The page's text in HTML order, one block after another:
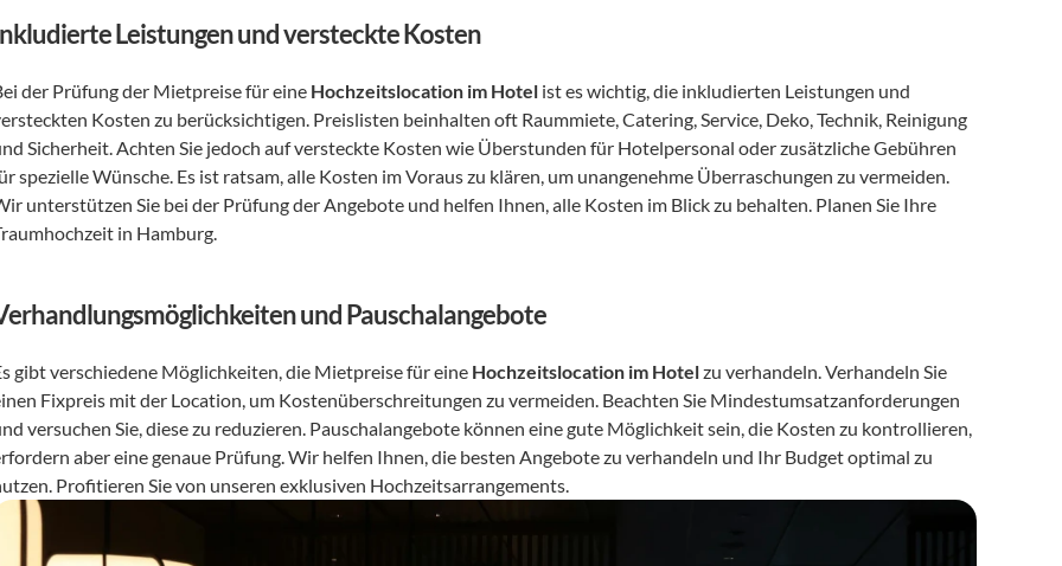
Leistungen und versteckte Kosten
der Prüfung der Mietpreise für eine Hochzeitslocation im Hotel ist es wichtig, die inkludierten Leistungen und
Kosten zu berücksichtigen. Preislisten beinhalten oft Raummiete, Catering, Service, Deko, Technik, Reinigung
Sicherheit. Achten Sie jedoch auf versteckte Kosten wie Überstunden für Hotelpersonal oder zusätzliche Gebühren
spezielle Wünsche. Es ist ratsam, alle Kosten im Voraus zu klären, um unangenehme Überraschungen zu vermeiden.
unterstützen Sie bei der Prüfung der Angebote und helfen Ihnen, alle Kosten im Blick zu behalten. Planen Sie Ihre
in Hamburg.
und Pauschalangebote
gibt verschiedene Möglichkeiten, die Mietpreise für eine Hochzeitslocation im Hotel zu verhandeln. Verhandeln Sie
Fixpreis mit der Location, um Kostenüberschreitungen zu vermeiden. Beachten Sie Mindestumsatzanforderungen
versuchen Sie, diese zu reduzieren. Pauschalangebote können eine gute Möglichkeit sein, die Kosten zu kontrollieren,
aber eine genaue Prüfung. Wir helfen Ihnen, die besten Angebote zu verhandeln und Ihr Budget optimal zu
Profitieren Sie von unseren exklusiven Hochzeitsarrangements.